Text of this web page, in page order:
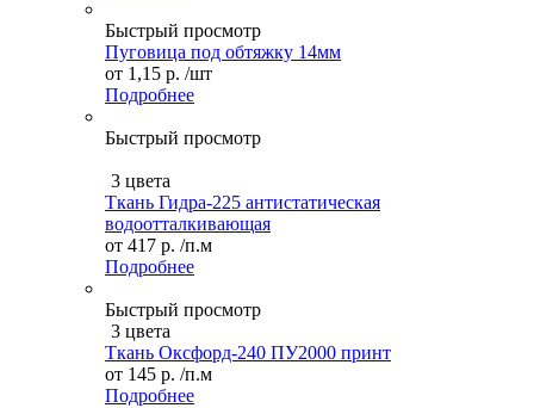
Быстрый просмотр
Пуговица под обтяжку 14мм
от 1,15 р. /шт
Подробнее
Быстрый просмотр
3 цвета
Ткань Гидра-225 антистатическая
водоотталкивающая
от 417 р. /п.м
Подробнее
Быстрый просмотр
3 цвета
Ткань Оксфорд-240 ПУ2000 принт
от 145 р. /п.м
Подробнее